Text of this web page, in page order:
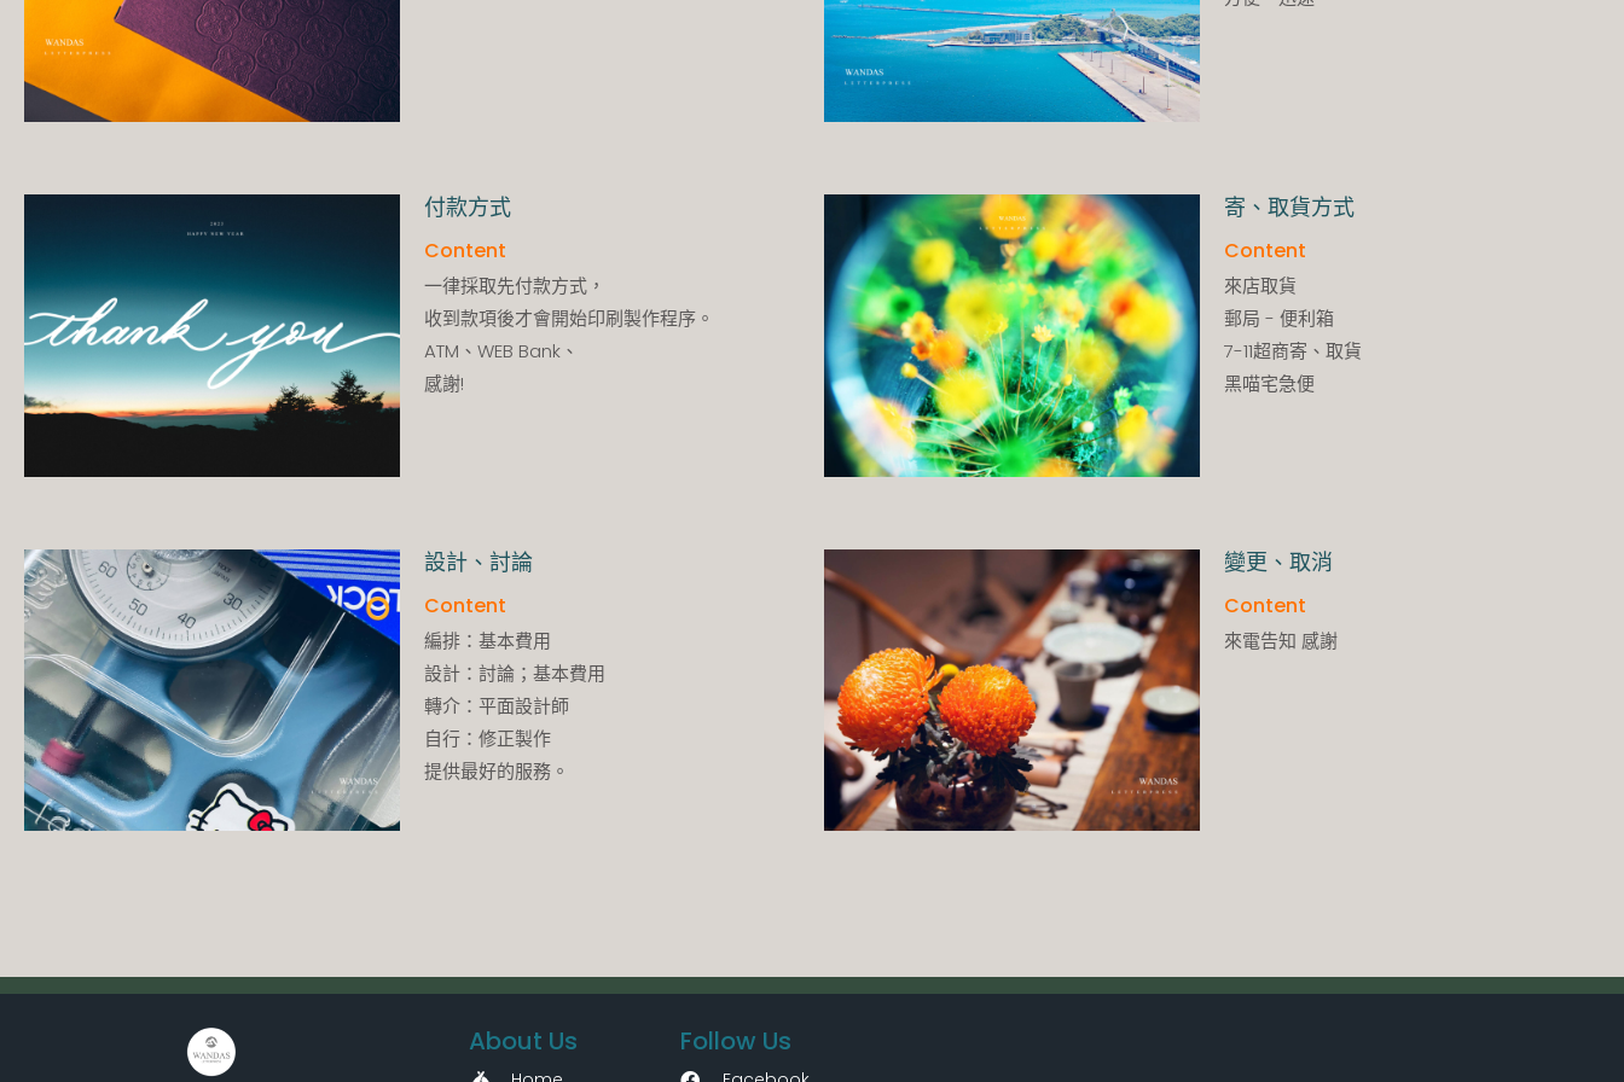
付款方式
Content
一律採取先付款方式，
收到款項後才會開始印刷製作程序。
ATM、WEB Bank、
感謝!
寄、取貨方式
Content
來店取貨
郵局 - 便利箱
7-11超商寄、取貨
黑喵宅急便
設計、討論
Content
編排：基本費用
設計：討論；基本費用
轉介：平面設計師
自行：修正製作
提供最好的服務。
變更、取消
Content
來電告知 感謝
About Us Follow Us